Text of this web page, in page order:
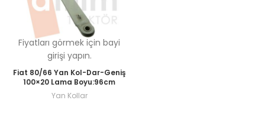
Fiyatları görmek için bayi
girişi yapın.
Fiat 80/66 Yan Kol-Dar-Geniş
100×20 Lama Boyu:96cm
Yan Kollar